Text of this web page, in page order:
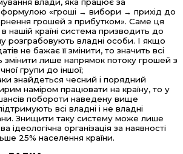
влади, яка працює за
«гроші → вибори → прихід до
грошей з прибутком». Саме ця
нашій країні система призводить до
розграбовують владні особи. І якщо
не бажає її змінити, то значить всі
лише напрямок потоку грошей з
групи до іншої;
знайдеться чесний і порядний
наміром працювати на країну, то у
побороти наведену вище
всі владні і не владні
Знищити таку систему може лише
ідеологічна організація за наявності
25% населення країни.